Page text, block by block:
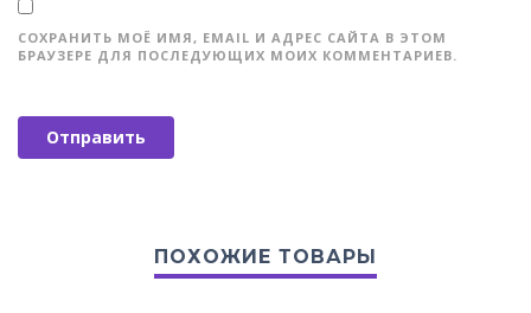
СОХРАНИТЬ МОЁ ИМЯ, EMAIL И АДРЕС САЙТА В ЭТОМ
БРАУЗЕРЕ ДЛЯ ПОСЛЕДУЮЩИХ МОИХ КОММЕНТАРИЕВ.
ПОХОЖИЕ ТОВАРЫ